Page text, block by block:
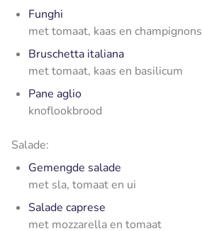
Funghi
met tomaat, kaas en champignons
Bruschetta italiana
met tomaat, kaas en basilicum
Pane aglio
knoflookbrood
Salade:
Gemengde salade
met sla, tomaat en ui
Salade caprese
met mozzarella en tomaat